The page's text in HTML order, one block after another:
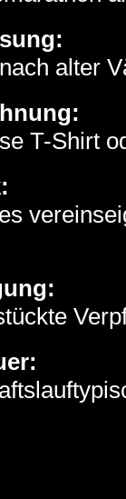
alter
T-Shirt